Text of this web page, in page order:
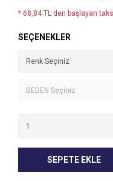
* 68,84 TL den başlayan
SEÇENEKLER
SEPETE EKLE